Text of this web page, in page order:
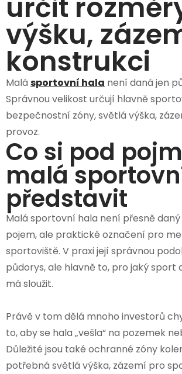
výšku,
konstrukci
Malá sportovní hala není daná jen
Správnou velikost určují hlavně
bezpečnostní zóny, světlá výška,
provoz.
Co si pod
malá
představit
Malá sportovní hala není přesně
pojem, ale praktické označení pro
sportoviště. V praxi její správnou
půdorys, ale hlavně to, pro jaký sport
má sloužit.
Právě v tom dělá mnoho investorů
to, aby se hala „vešla“ na pozemek
Důležité jsou také ochranné zóny
potřebná světlá výška, zázemí pro